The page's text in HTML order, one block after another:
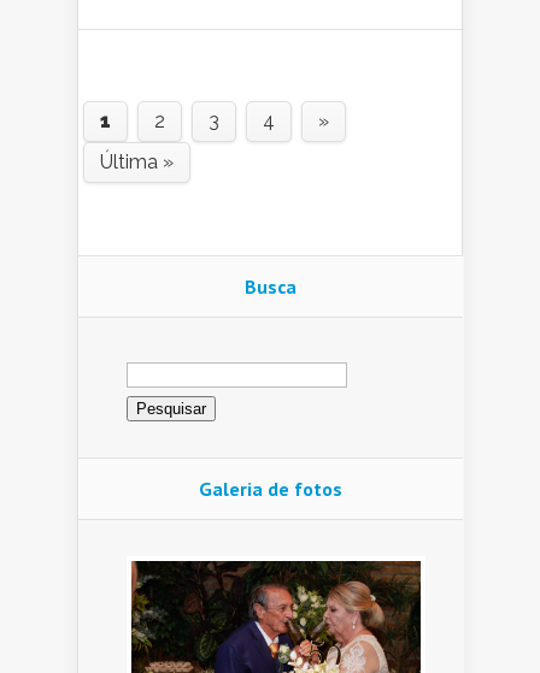
1 2 3 4
»
Última »
Busca
Pesquisar
por:
Galeria de fotos